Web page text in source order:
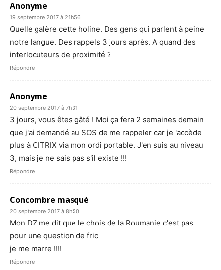
Anonyme
19 septembre 2017 à 21h56
Quelle galère cette holine. Des gens qui parlent à peine
notre langue. Des rappels 3 jours après. A quand des
interlocuteurs de proximité ?
Répondre
Anonyme
20 septembre 2017 à 7h31
3 jours, vous êtes gâté ! Moi ça fera 2 semaines demain
que j'ai demandé au SOS de me rappeler car je 'accède
plus à CITRIX via mon ordi portable. J'en suis au niveau
3, mais je ne sais pas s'il existe !!!
Répondre
Concombre masqué
20 septembre 2017 à 8h50
Mon DZ me dit que le chois de la Roumanie c'est pas
pour une question de fric
je me marre !!!!
Répondre